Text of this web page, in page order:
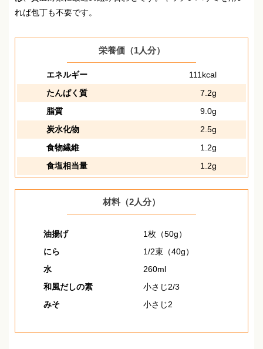
れば包丁も不要です。
栄養価（1人分）
エネルギー
111kcal
たんぱく質
7.2g
脂質
9.0g
炭水化物
2.5g
食物繊維
1.2g
食塩相当量
1.2g
材料（2人分）
油揚げ
1枚（50g）
にら
1/2束（40g）
水
260ml
和風だしの素
小さじ2/3
みそ
小さじ2